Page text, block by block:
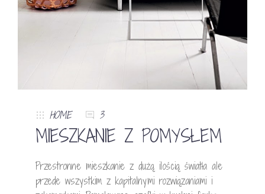
HOME 3
MIESZKANIE Z POMYSŁEM
Przestronne mieszkanie z dużą ilością światła ale
przede wszystkim z kapitalnymi rozwiązaniami i